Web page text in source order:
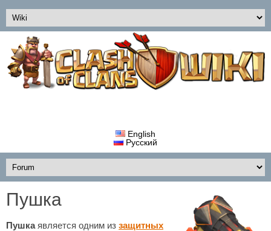
English
Русский
Пушка
Пушкаявляется одним из защитных